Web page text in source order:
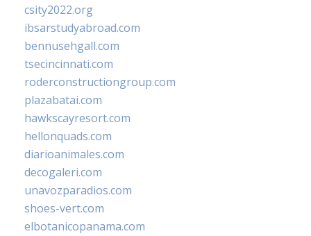
csity2022.org
ibsarstudyabroad.com
bennusehgall.com
tsecincinnati.com
roderconstructiongroup.com
plazabatai.com
hawkscayresort.com
hellonquads.com
diarioanimales.com
decogaleri.com
unavozparadios.com
shoes-vert.com
elbotanicopanama.com